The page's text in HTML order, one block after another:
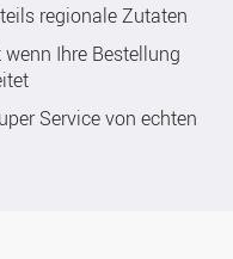
regionale Zutaten
Ihre Bestellung
Service von echten